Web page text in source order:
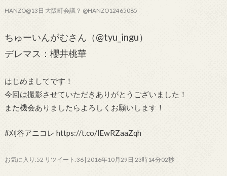
HANZO@13日 大阪町会議？ @HANZO12465085
ちゅーいんがむさん（@tyu_ingu）
デレマス：櫻井桃華
はじめましてです！
今回は撮影させていただきありがとうございました！
また機会ありましたらよろしくお願いします！
#刈谷アニコレ https://t.co/lEwRZaaZqh
お気に入り:52 リツイート:36 | 2016年10月29日 23時14分02秒